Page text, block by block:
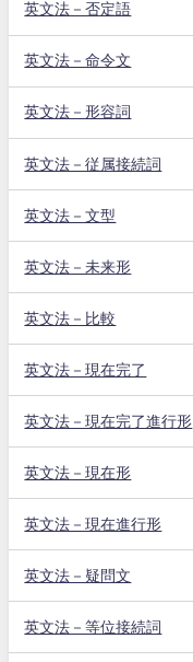
英文法－否定語
英文法－命令文
英文法－形容詞
英文法－従属接続詞
英文法－文型
英文法－未来形
英文法－比較
英文法－現在完了
英文法－現在完了進行形
英文法－現在形
英文法－現在進行形
英文法－疑問文
英文法－等位接続詞